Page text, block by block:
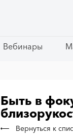
Вебинары
Вебинары
Быть в
Вернуться к